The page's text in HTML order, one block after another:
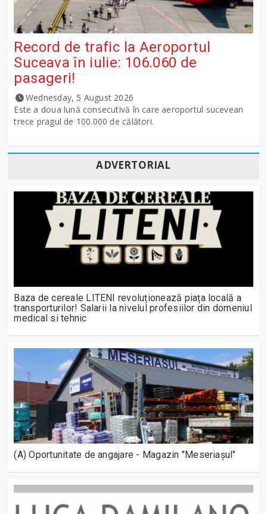
Record de trafic la Aeroportul
Suceava în iulie: 106.060 de
pasageri!
Wednesday, 5 August 2026
Este a doua lună consecutivă în care aeroportul sucevean
trece pragul de 100.000 de călători.
ADVERTORIAL
Baza de cereale LITENI revoluționează piața locală a
transporturilor! Salarii la nivelul profesiilor din domeniul
medical si tehnic
(A) Oportunitate de angajare - Magazin "Meseriașul"